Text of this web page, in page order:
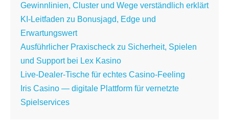
Gewinnlinien, Cluster und Wege verständlich erklärt
KI-Leitfaden zu Bonusjagd, Edge und
Erwartungswert
Ausführlicher Praxischeck zu Sicherheit, Spielen
und Support bei Lex Kasino
Live-Dealer-Tische für echtes Casino-Feeling
Iris Casino — digitale Plattform für vernetzte
Spielservices